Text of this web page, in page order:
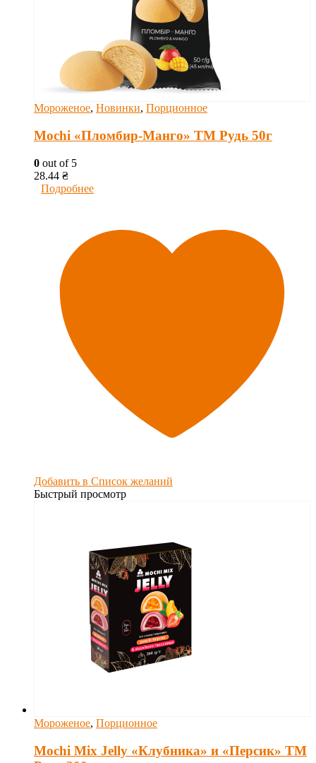
Мороженое, Новинки, Порционное
Mochi «Пломбир-Манго» ТМ Рудь 50г
0 out of 5
28.44 ₴
Подробнее
Добавить в Список желаний
Быстрый просмотр
Мороженое, Порционное
Mochi Mix Jelly «Клубника» и «Персик» ТМ